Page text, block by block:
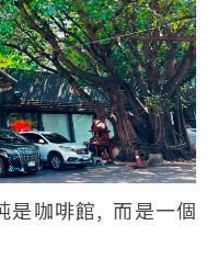
是咖啡館, 而是一個